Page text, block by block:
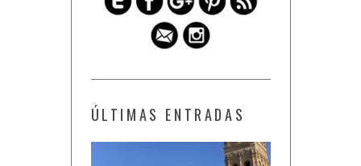
ÚLTIMAS ENTRADAS